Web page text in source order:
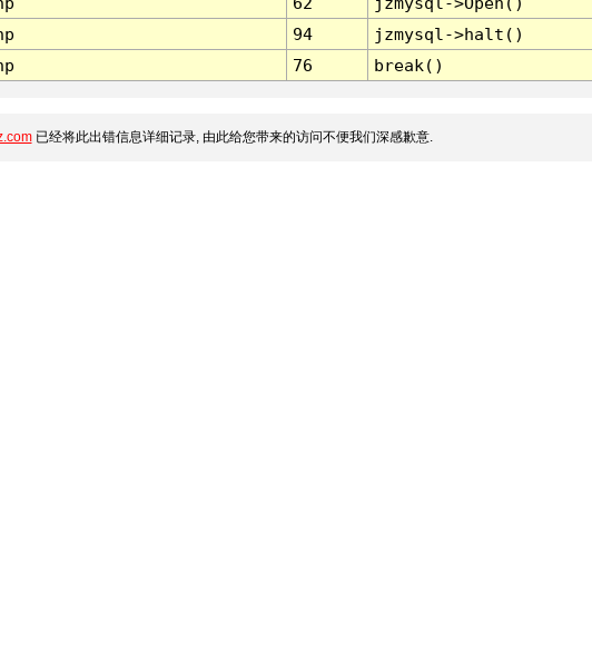
94
jzmysql->halt()
76 break()
已经将此出错信息详细记录, 由此给您带来的访问不便我们深感歉意.